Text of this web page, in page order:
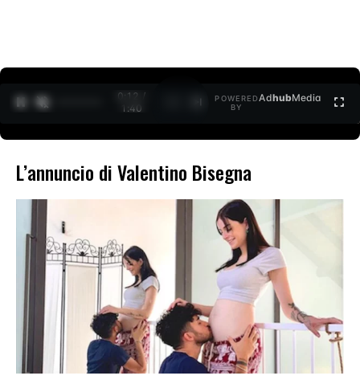
0:12 /
1:40
POWERED
BY
AdhubMedia
L’annuncio di Valentino Bisegna